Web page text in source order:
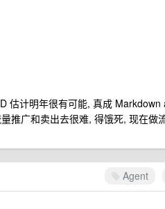
估计明年很有可能, 真成
推广和卖出去很难, 得饿死, 现在做
Agent